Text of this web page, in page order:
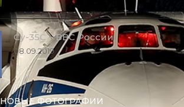
Су-35С – ВВС России
08.09.2019
НОВЫЕ ФОТОГРАФИИ